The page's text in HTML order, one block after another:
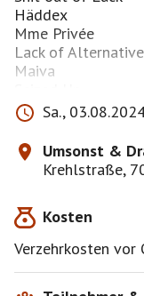
Häddex
Mme Privée
Lack of Alternative
Maiva
Unicorn Partisans
Es versteht sich
Szene. Es wird
zu dem jede und
& Draußen Kultur
Vorbereitung,
jedoch dem
Sa.,
Umsonst &
Krehlstraße,
Kosten
Verzehrkosten vor